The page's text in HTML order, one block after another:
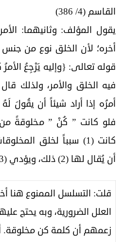
القاسم (4/ 386)
يقول المؤلف: وثانيهما:
أخره؛ لأن الخلق نوع من جنس
فيه الخلق والأمر، ولذلك
فلو كانت ” كُنْ ” مخلوقةً
كانت (1) سبباً لخلق
أن يُقال لها (2) ذلك، ويؤدي (3) إلى التسلسل. “
قلت: التسلسل الممنوع هنا
العلل الضرورية، وبه يحتج
زعمهم أن كلمة كن مخلوقة.